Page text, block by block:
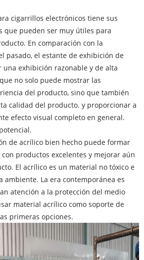
cigarrillos electrónicos tiene sus
que pueden ser muy útiles para
En comparación con la
pasado, el estante de exhibición de
exhibición razonable y de alta
no solo puede mostrar las
del producto, sino que también
calidad del producto. y proporcionar a
efecto visual completo en general.
de acrílico bien hecho puede formar
productos excelentes y mejorar aún
El acrílico es un material no tóxico e
ambiente. La era contemporánea es
atención a la protección del medio
material acrílico como soporte de
primeras opciones.